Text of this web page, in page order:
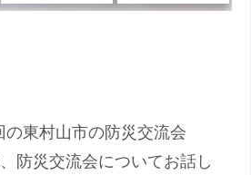
東村山市の防災交流会
防災交流会についてお話し